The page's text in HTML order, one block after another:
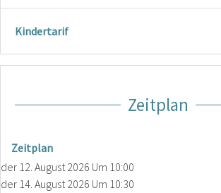
Kindertarif
Zeitplan
Zeitplan
der 12. August 2026 Um 10:00
der 14. August 2026 Um 10:30